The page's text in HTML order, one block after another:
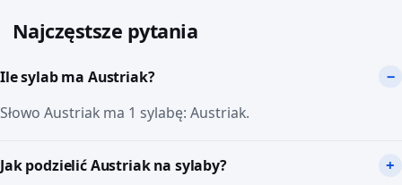
Najczęstsze pytania
Ile sylab ma Austriak?
Słowo Austriak ma 1 sylabę: Austriak.
Jak podzielić Austriak na sylaby?